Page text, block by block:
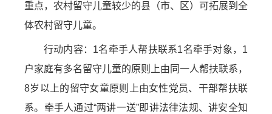
重点，农村留守儿童较少的县（市、区）可拓展到全
体农村留守儿童。
行动内容：1名牵手人帮扶联系1名牵手对象，1
户家庭有多名留守儿童的原则上由同一人帮扶联系，
8岁以上的留守女童原则上由女性党员、干部帮扶联
系。牵手人通过“两讲一送”即讲法律法规、讲安全知